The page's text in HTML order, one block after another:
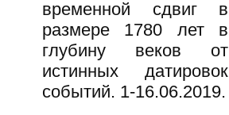
временной сдвиг в
размере 1780 лет в
глубину веков от
истинных датировок
событий. 1-16.06.2019.